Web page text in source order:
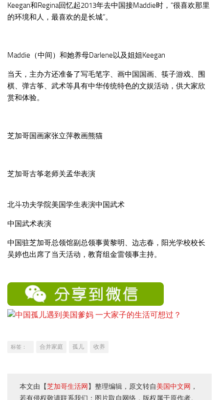
Keegan和Regina回忆起2013年去中国接Maddie时，“很喜欢那里
的环境和人，最喜欢的是长城”。
Maddie（中间）和她养母Darlene以及姐姐Keegan
当天，主办方还准备了写毛笔字、画中国国画、筷子游戏、围
棋、弹古筝、武术等具有中华传统特色的文娱活动，供大家欣
赏和体验。
芝加哥国画家张立萍教画熊猫
芝加哥古筝老师关孟华表演
北斗功夫学院美国学生表演中国武术
中国武术表演
中国驻芝加哥总领馆副总领事黄黎明、边志春，阳光学校校长
吴婷也出席了当天活动，教育组金雷领事主持。
标签： 合并家庭 孤儿 收养
本文由【芝加哥生活网 】整理编辑，原文转自 美国中文网 ，
若有侵权敬请联系我们；图片取自网络，版权属于原作者。